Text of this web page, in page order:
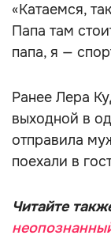
«Катаемся,
Папа там
папа, я —
Ранее Лера
выходной в
отправила
поехали в
Читайте